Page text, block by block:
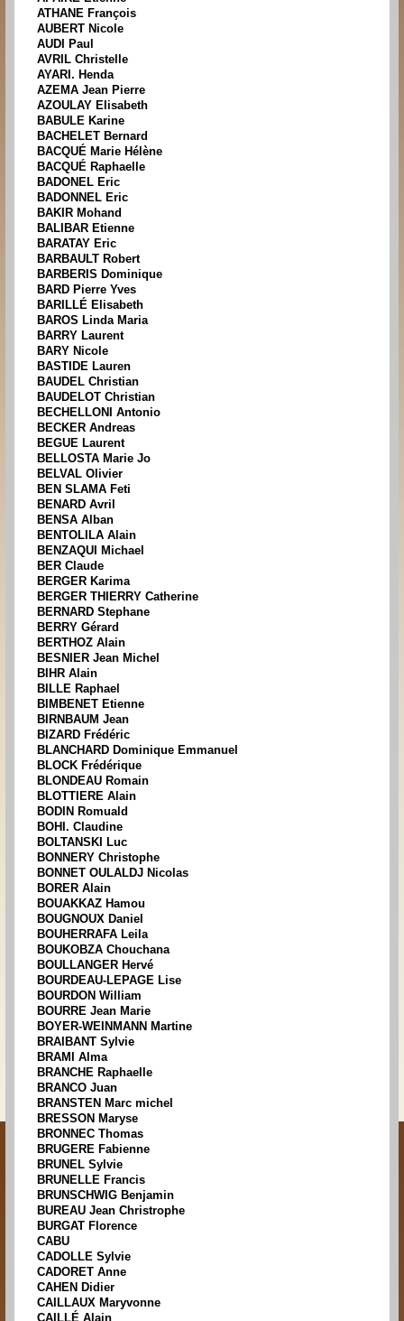
ATHANE François
AUBERT Nicole
AUDI Paul
AVRIL Christelle
AYARI. Henda
AZEMA Jean Pierre
AZOULAY Elisabeth
BABULE Karine
BACHELET Bernard
BACQUÉ Marie Hélène
BACQUÉ Raphaelle
BADONEL Eric
BADONNEL Eric
BAKIR Mohand
BALIBAR Etienne
BARATAY Eric
BARBAULT Robert
BARBERIS Dominique
BARD Pierre Yves
BARILLÉ Elisabeth
BAROS Linda Maria
BARRY Laurent
BARY Nicole
BASTIDE Lauren
BAUDEL Christian
BAUDELOT Christian
BECHELLONI Antonio
BECKER Andreas
BEGUE Laurent
BELLOSTA Marie Jo
BELVAL Olivier
BEN SLAMA Feti
BENARD Avril
BENSA Alban
BENTOLILA Alain
BENZAQUI Michael
BER Claude
BERGER Karima
BERGER THIERRY Catherine
BERNARD Stephane
BERRY Gérard
BERTHOZ Alain
BESNIER Jean Michel
BIHR Alain
BILLE Raphael
BIMBENET Etienne
BIRNBAUM Jean
BIZARD Frédéric
BLANCHARD Dominique Emmanuel
BLOCK Frédérique
BLONDEAU Romain
BLOTTIERE Alain
BODIN Romuald
BOHI. Claudine
BOLTANSKI Luc
BONNERY Christophe
BONNET OULALDJ Nicolas
BORER Alain
BOUAKKAZ Hamou
BOUGNOUX Daniel
BOUHERRAFA Leila
BOUKOBZA Chouchana
BOULLANGER Hervé
BOURDEAU-LEPAGE Lise
BOURDON William
BOURRE Jean Marie
BOYER-WEINMANN Martine
BRAIBANT Sylvie
BRAMI Alma
BRANCHE Raphaelle
BRANCO Juan
BRANSTEN Marc michel
BRESSON Maryse
BRONNEC Thomas
BRUGERE Fabienne
BRUNEL Sylvie
BRUNELLE Francis
BRUNSCHWIG Benjamin
BUREAU Jean Christrophe
BURGAT Florence
CABU
CADOLLE Sylvie
CADORET Anne
CAHEN Didier
CAILLAUX Maryvonne
CAILLÉ Alain